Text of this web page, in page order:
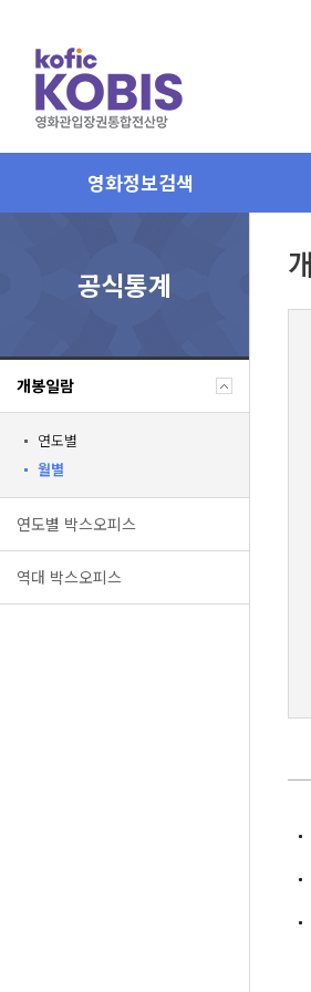
영화정보검색
공식통계
개봉일람
연도별
월별
연도별 박스오피스
역대 박스오피스